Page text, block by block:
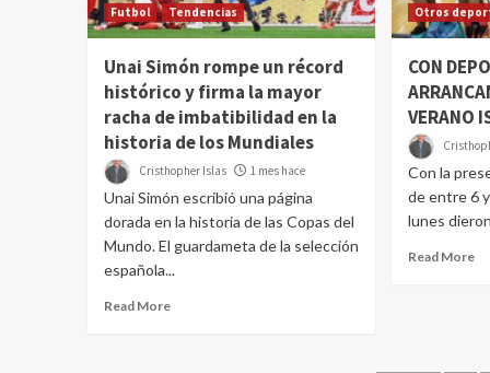
Futbol Tendencias
Unai Simón rompe un récord
histórico y firma la mayor
racha de imbatibilidad en la
historia de los Mundiales
Cristhopher Islas 1 mes hace
Unai Simón escribió una página
dorada en la historia de las Copas del
Mundo. El guardameta de la selección
española...
Read More
Otros
CON
VERANO
Con la
de entre 6
lunes
Read More